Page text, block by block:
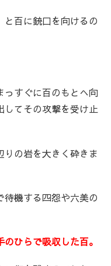
百に銃口を向けるの
すぐに百のもとへ向
してその攻撃を受け止
の岩を大きく砕きま
待機する四怨や六美の
ひらで吸収した百。